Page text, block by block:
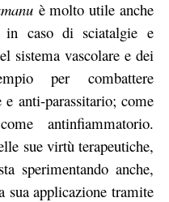
è molto utile anche
in caso di sciatalgie e
sistema vascolare e dei
per combattere
anti-parassitario; come
antinfiammatorio.
sue virtù terapeutiche,
sperimentando anche,
applicazione tramite